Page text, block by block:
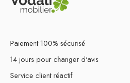
Paiement 100% sécurisé
14 jours pour changer d'avis
Service client réactif